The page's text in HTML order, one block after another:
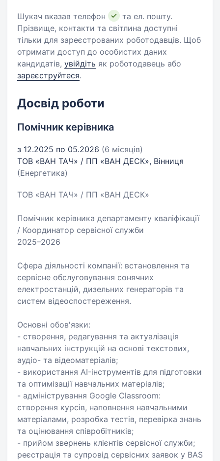
Шукач вказав телефон
та ел. пошту.
Прізвище, контакти та світлина доступні
тільки для зареєстрованих роботодавців. Щоб
отримати доступ до особистих даних
кандидатів, увійдіть як роботодавець або
зареєструйтеся.
Досвід роботи
Помічник керівника
з 12.2025 по 05.2026 (6 місяців)
ТОВ «ВАН ТАЧ» / ПП «ВАН ДЕСК», Вінниця
(Енергетика)
ТОВ «ВАН ТАЧ» / ПП «ВАН ДЕСК»
Помічник керівника департаменту кваліфікації
/ Координатор сервісної служби
2025–2026
Сфера діяльності компанії: встановлення та
сервісне обслуговування сонячних
електростанцій, дизельних генераторів та
систем відеоспостереження.
Основні обов'язки:
- створення, редагування та актуалізація
навчальних інструкцій на основі текстових,
аудіо- та відеоматеріалів;
- використання AI-інструментів для підготовки
та оптимізації навчальних матеріалів;
- адміністрування Google Classroom:
створення курсів, наповнення навчальними
матеріалами, розробка тестів, перевірка знань
та оцінювання співробітників;
- прийом звернень клієнтів сервісної служби;
реєстрація та супровід сервісних заявок у BAS